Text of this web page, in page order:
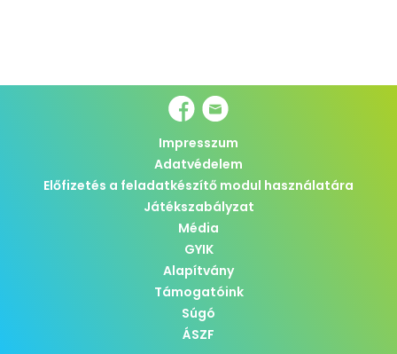
Impresszum
Adatvédelem
Előfizetés a feladatkészítő modul használatára
Játékszabályzat
Média
GYIK
Alapítvány
Támogatóink
Súgó
ÁSZF